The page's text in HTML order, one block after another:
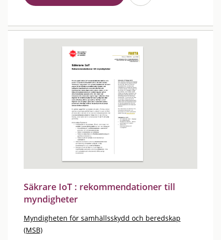
Säkrare IoT : rekommendationer till
myndigheter
Myndigheten för samhällsskydd och beredskap
(MSB)